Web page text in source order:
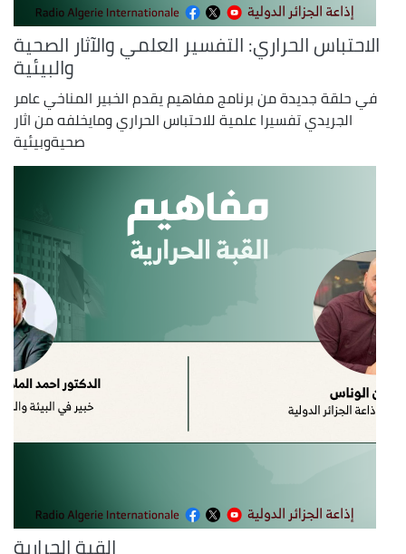
الاحتباس الحراري: التفسير العلمي والآثار الصحية
والبيئية
في حلقة جديدة من برنامج مفاهيم يقدم الخبير المناخي عامر
الجريدي تفسيرا علمية للاحتباس الحراري ومايخلفه من اثار
صحيةوبيئية